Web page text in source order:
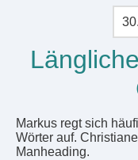
Markus regt sich
Wörter auf.
Manheading.